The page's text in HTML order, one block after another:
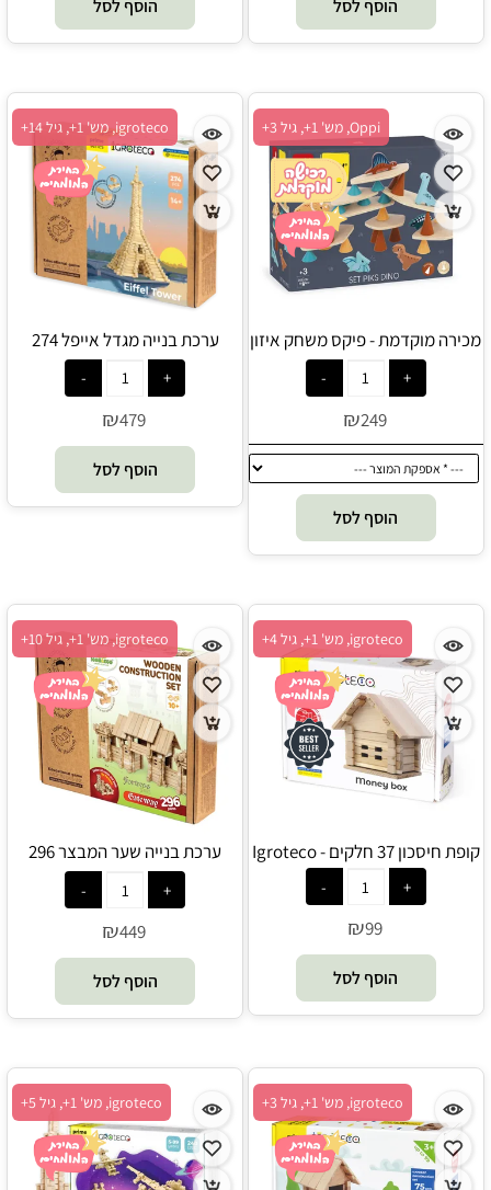
הוסף לסל הוסף לסל
Oppi, מש' 1+, גיל 3+
מכירה מוקדמת - פיקס משחק איזון
-PreOrder
₪249
הוסף לסל
igroteco, מש' 1+, גיל 14+
ערכת בנייה מגדל אייפל 274
חלקים - Igroteco
₪479
הוסף לסל
igroteco, מש' 1+, גיל 4+
קופת חיסכון 37 חלקים - Igroteco
₪99
הוסף לסל
igroteco, מש' 1+, גיל 10+
ערכת בנייה שער המבצר 296
חלקים - Igroteco
₪449
הוסף לסל
igroteco, מש' 1+, גיל 3+ igroteco, מש' 1+, גיל 5+